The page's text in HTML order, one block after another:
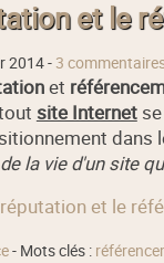
et le
2014- 3
et
site Internetse
dans
la vie d'un site
et le
- Mots clés :